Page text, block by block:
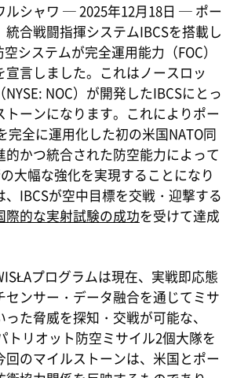
シャワ ─ 2025年12月18日 ─ ポー
統合戦闘指揮システムIBCSを搭載し
システムが完全運用能力（FOC）
宣言しました。これはノースロッ
NOC）が開発したIBCSにとっ
トーンになります。これによりポー
完全に運用化した初の米国NATO同
的かつ統合された防空能力によって
大幅な強化を実現することになり
、IBCSが空中目標を交戦・迎撃する
際的な実射試験の成功を受けて達成
プログラムは現在、実戦即応態
センサー・データ融合を通じてミサ
た脅威を探知・交戦が可能な、
トリオット防空ミサイル2個大隊を
回のマイルストーンは、米国とポー